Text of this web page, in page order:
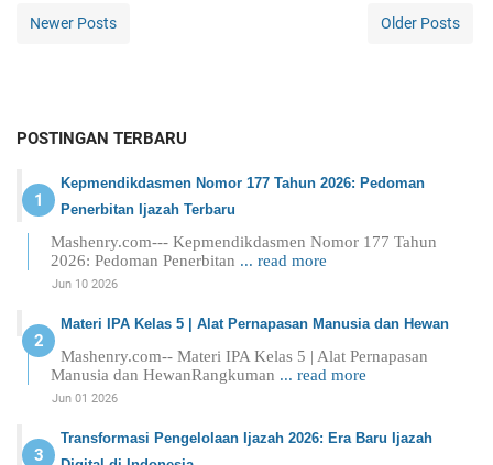
Newer Posts Older Posts
POSTINGAN TERBARU
Kepmendikdasmen Nomor 177 Tahun 2026: Pedoman
Penerbitan Ijazah Terbaru
Mashenry.com--- Kepmendikdasmen Nomor 177 Tahun
2026: Pedoman Penerbitan ... read more
Jun 10 2026
Materi IPA Kelas 5 | Alat Pernapasan Manusia dan Hewan
Mashenry.com-- Materi IPA Kelas 5 | Alat Pernapasan
Manusia dan HewanRangkuman ... read more
Jun 01 2026
Transformasi Pengelolaan Ijazah 2026: Era Baru Ijazah